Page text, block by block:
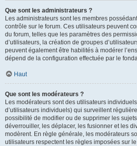
Que sont les administrateurs ?
Les administrateurs sont les membres
contrôle sur le forum. Ces utilisateurs peuvent
du forum, telles que les paramètres des
d’utilisateurs, la création de groupes
peuvent également être habilités à modérer
dépend de la configuration effectuée par le
Haut
Que sont les modérateurs ?
Les modérateurs sont des utilisateurs
d’utilisateurs individuels) qui surveillent
possibilité de modifier ou de supprimer les
déverrouiller, les déplacer, les fusionner et les
modèrent. En règle générale, les modérateurs
utilisateurs respectent les règles imposées sur